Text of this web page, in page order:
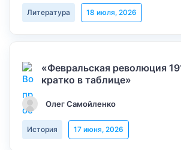
Литература 18 июля, 2026
«Февральская революция
кратко в таблице»
Олег Самойленко
История 17 июня, 2026